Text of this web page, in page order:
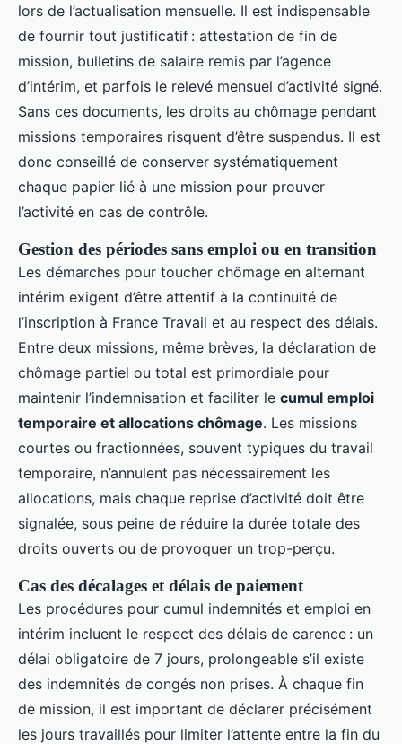
lors de l’actualisation mensuelle. Il est indispensable
de fournir tout justificatif : attestation de fin de
mission, bulletins de salaire remis par l’agence
d’intérim, et parfois le relevé mensuel d’activité signé.
Sans ces documents, les droits au chômage pendant
missions temporaires risquent d’être suspendus. Il est
donc conseillé de conserver systématiquement
chaque papier lié à une mission pour prouver
l’activité en cas de contrôle.
Gestion des périodes sans emploi ou en transition
Les démarches pour toucher chômage en alternant
intérim exigent d’être attentif à la continuité de
l’inscription à France Travail et au respect des délais.
Entre deux missions, même brèves, la déclaration de
chômage partiel ou total est primordiale pour
maintenir l’indemnisation et faciliter le cumul emploi
temporaire et allocations chômage. Les missions
courtes ou fractionnées, souvent typiques du travail
temporaire, n’annulent pas nécessairement les
allocations, mais chaque reprise d’activité doit être
signalée, sous peine de réduire la durée totale des
droits ouverts ou de provoquer un trop-perçu.
Cas des décalages et délais de paiement
Les procédures pour cumul indemnités et emploi en
intérim incluent le respect des délais de carence : un
délai obligatoire de 7 jours, prolongeable s’il existe
des indemnités de congés non prises. À chaque fin
de mission, il est important de déclarer précisément
les jours travaillés pour limiter l’attente entre la fin du